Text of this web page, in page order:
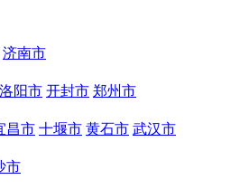
济南市
洛阳市 开封市 郑州市
昌市 十堰市 黄石市 武汉市
市